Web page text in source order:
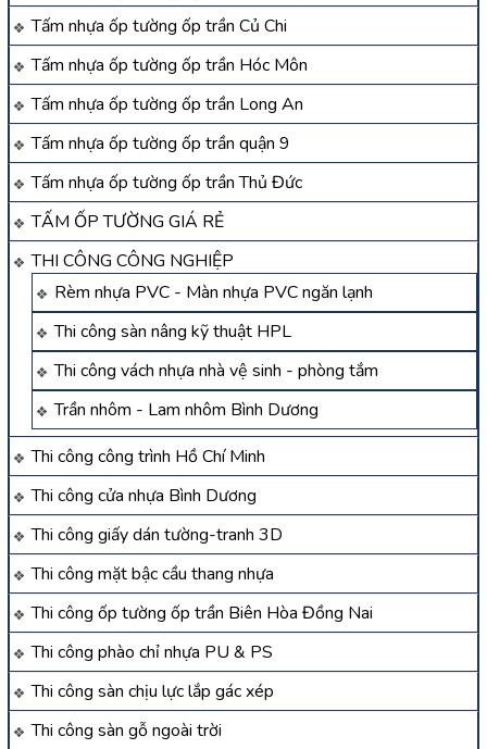
Tấm nhựa ốp tường ốp trần Củ Chi
Tấm nhựa ốp tường ốp trần Hóc Môn
Tấm nhựa ốp tường ốp trần Long An
Tấm nhựa ốp tường ốp trần quận 9
Tấm nhựa ốp tường ốp trần Thủ Đức
TẤM ỐP TƯỜNG GIÁ RẺ
THI CÔNG CÔNG NGHIỆP
Rèm nhựa PVC - Màn nhựa PVC ngăn lạnh
Thi công sàn nâng kỹ thuật HPL
Thi công vách nhựa nhà vệ sinh - phòng tắm
Trần nhôm - Lam nhôm Bình Dương
Thi công công trình Hồ Chí Minh
Thi công cửa nhựa Bình Dương
Thi công giấy dán tường-tranh 3D
Thi công mặt bậc cầu thang nhựa
Thi công ốp tường ốp trần Biên Hòa Đồng Nai
Thi công phào chỉ nhựa PU & PS
Thi công sàn chịu lực lắp gác xép
Thi công sàn gỗ ngoài trời